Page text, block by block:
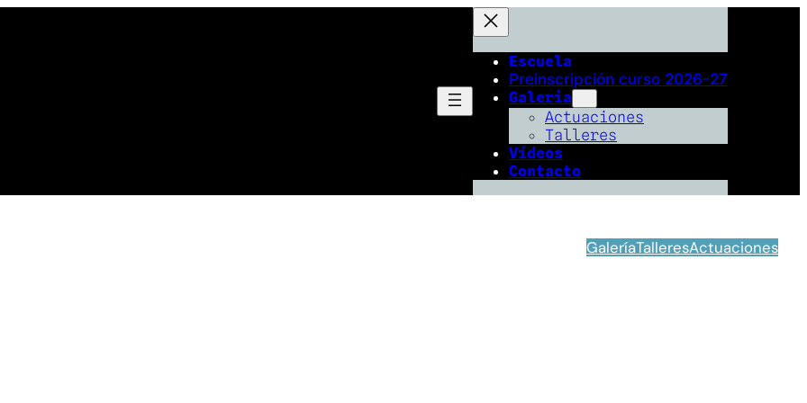
Escuela
Preinscripción curso 2026-27
Galeria
Actuaciones
Talleres
Vídeos
Contacto
GaleríaTalleresActuaciones